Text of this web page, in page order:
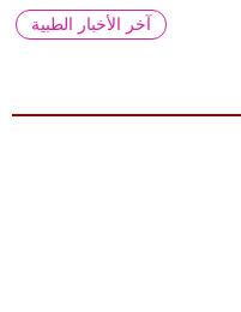
آخر الأخبار الطبية